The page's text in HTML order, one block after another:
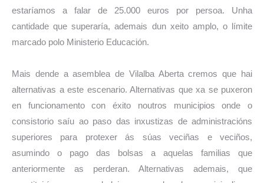
estaríamos a falar de 25.000 euros por persoa. Unha
cantidade que superaría, ademais dun xeito amplo, o límite
marcado polo Ministerio Educación.
Mais dende a asemblea de Vilalba Aberta cremos que hai
alternativas a este escenario. Alternativas que xa se puxeron
en funcionamento con éxito noutros municipios onde o
consistorio saíu ao paso das inxustizas de administracións
superiores para protexer ás súas veciñas e veciños,
asumindo o pago das bolsas a aquelas familias que
anteriormente as perderan. Alternativas ademais, que